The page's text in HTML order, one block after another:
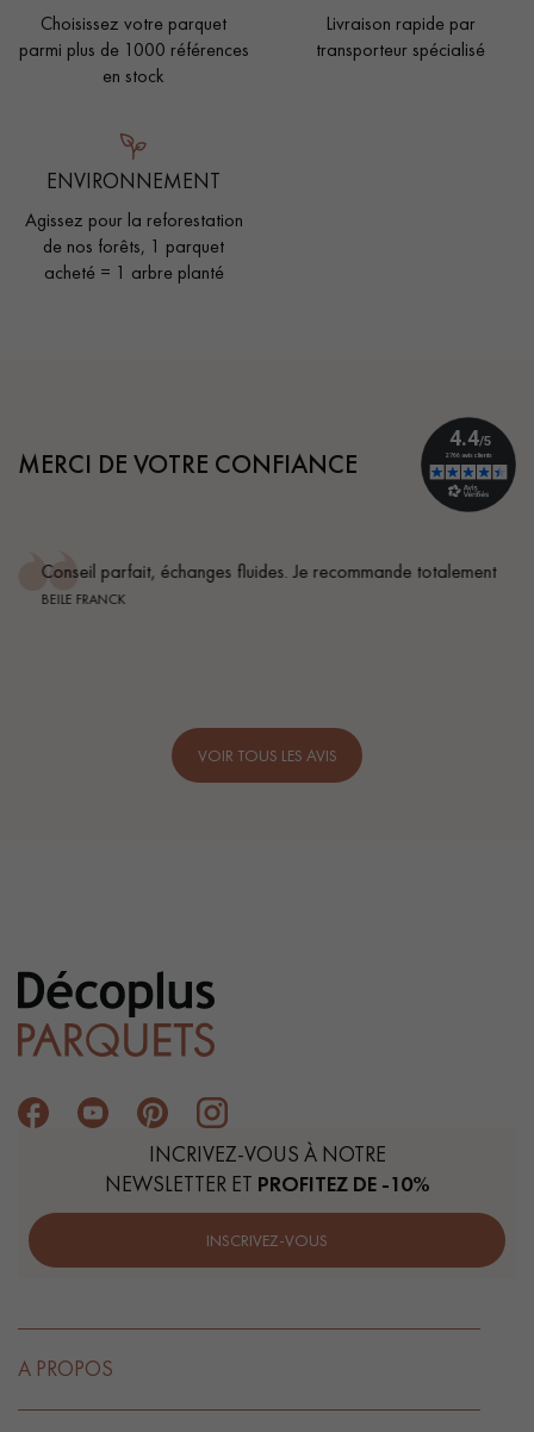
Choisissez votre parquet
parmi plus de 1000 références
en stock
Livraison rapide par
transporteur spécialisé
ENVIRONNEMENT
Agissez pour la reforestation
de nos forêts, 1 parquet
acheté = 1 arbre planté
MERCI DE VOTRE CONFIANCE
Conseil parfait, échanges fluides. Je recommande totalement
BEILE FRANCK
VOIR TOUS LES AVIS
INCRIVEZ-VOUS À NOTRE
NEWSLETTER ET PROFITEZ DE -10%
INSCRIVEZ-VOUS
A PROPOS